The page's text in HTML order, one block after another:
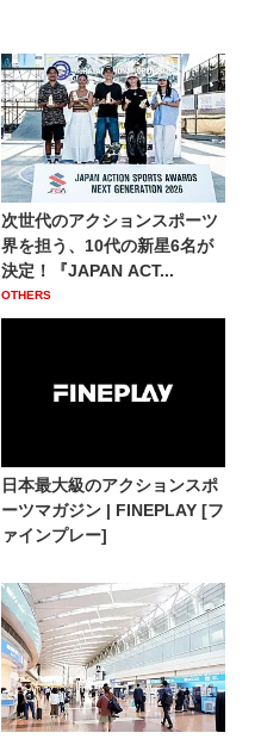
次世代のアクションスポーツ
界を担う、10代の新星6名が
決定！『JAPAN ACT...
OTHERS
日本最大級のアクションスポ
ーツマガジン | FINEPLAY [フ
ァインプレー]